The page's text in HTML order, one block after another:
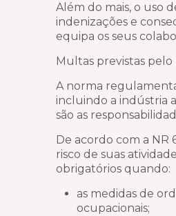
Além do mais, o uso
indenizações e
equipa os seus
Multas previstas pelo
A norma
incluindo a indústria
são as
De acordo com a NR
risco de suas
obrigatórios quando:
as medidas de
ocupacionais;